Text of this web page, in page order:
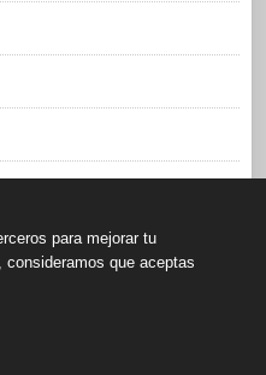
reserved.
para mejorar tu
que aceptas